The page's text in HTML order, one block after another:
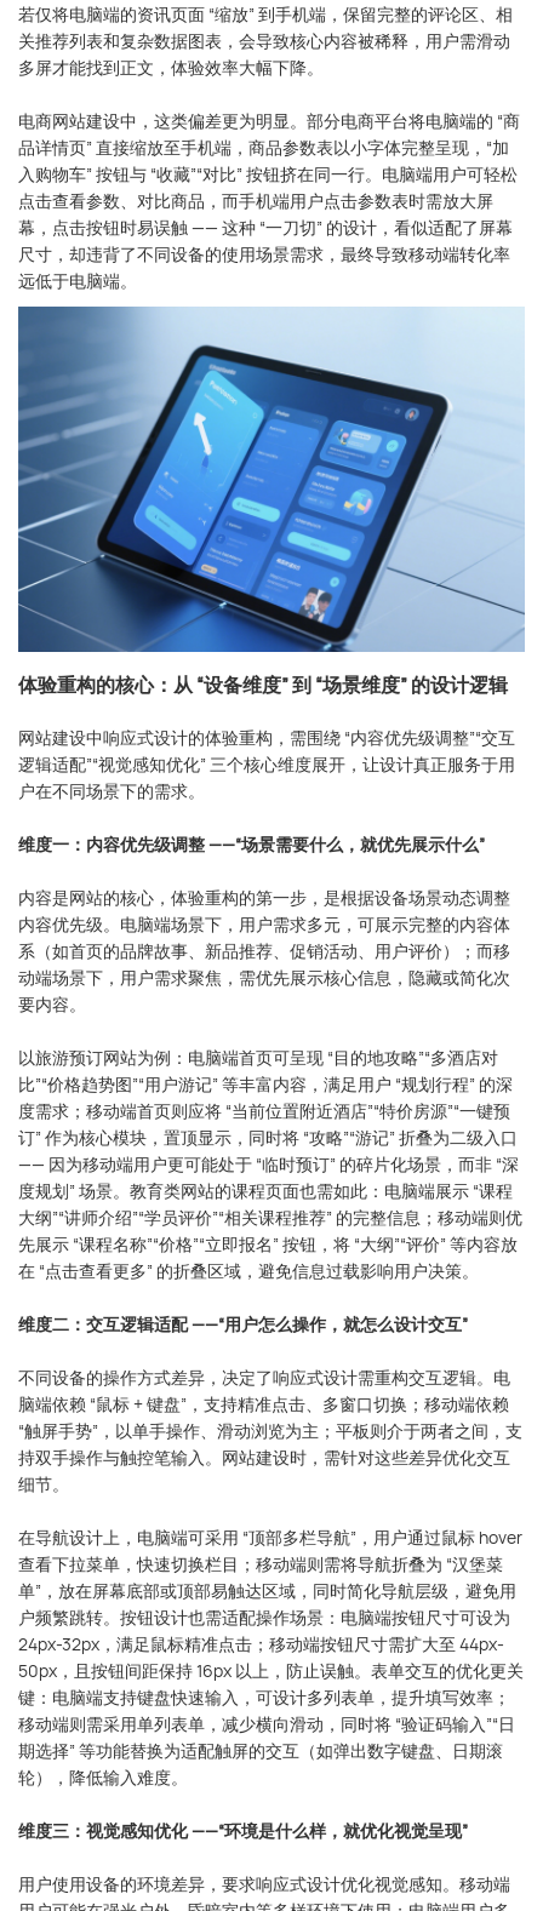
若仅将电脑端的资讯页面 “缩放” 到手机端，保留完整的评论区、相
关推荐列表和复杂数据图表，会导致核心内容被稀释，用户需滑动
多屏才能找到正文，体验效率大幅下降。
电商网站建设中，这类偏差更为明显。部分电商平台将电脑端的 “商
品详情页” 直接缩放至手机端，商品参数表以小字体完整呈现，“加
入购物车” 按钮与 “收藏”“对比” 按钮挤在同一行。电脑端用户可轻松
点击查看参数、对比商品，而手机端用户点击参数表时需放大屏
幕，点击按钮时易误触 —— 这种 “一刀切” 的设计，看似适配了屏幕
尺寸，却违背了不同设备的使用场景需求，最终导致移动端转化率
远低于电脑端。
体验重构的核心：从 “设备维度” 到 “场景维度” 的设计逻辑
网站建设中响应式设计的体验重构，需围绕 “内容优先级调整”“交互
逻辑适配”“视觉感知优化” 三个核心维度展开，让设计真正服务于用
户在不同场景下的需求。
维度一：内容优先级调整 ——“场景需要什么，就优先展示什么”
内容是网站的核心，体验重构的第一步，是根据设备场景动态调整
内容优先级。电脑端场景下，用户需求多元，可展示完整的内容体
系（如首页的品牌故事、新品推荐、促销活动、用户评价）；而移
动端场景下，用户需求聚焦，需优先展示核心信息，隐藏或简化次
要内容。
以旅游预订网站为例：电脑端首页可呈现 “目的地攻略”“多酒店对
比”“价格趋势图”“用户游记” 等丰富内容，满足用户 “规划行程” 的深
度需求；移动端首页则应将 “当前位置附近酒店”“特价房源”“一键预
订” 作为核心模块，置顶显示，同时将 “攻略”“游记” 折叠为二级入口
—— 因为移动端用户更可能处于 “临时预订” 的碎片化场景，而非 “深
度规划” 场景。教育类网站的课程页面也需如此：电脑端展示 “课程
大纲”“讲师介绍”“学员评价”“相关课程推荐” 的完整信息；移动端则优
先展示 “课程名称”“价格”“立即报名” 按钮，将 “大纲”“评价” 等内容放
在 “点击查看更多” 的折叠区域，避免信息过载影响用户决策。
维度二：交互逻辑适配 ——“用户怎么操作，就怎么设计交互”
不同设备的操作方式差异，决定了响应式设计需重构交互逻辑。电
脑端依赖 “鼠标 + 键盘”，支持精准点击、多窗口切换；移动端依赖
“触屏手势”，以单手操作、滑动浏览为主；平板则介于两者之间，支
持双手操作与触控笔输入。网站建设时，需针对这些差异优化交互
细节。
在导航设计上，电脑端可采用 “顶部多栏导航”，用户通过鼠标 hover
查看下拉菜单，快速切换栏目；移动端则需将导航折叠为 “汉堡菜
单”，放在屏幕底部或顶部易触达区域，同时简化导航层级，避免用
户频繁跳转。按钮设计也需适配操作场景：电脑端按钮尺寸可设为
24px-32px，满足鼠标精准点击；移动端按钮尺寸需扩大至 44px-
50px，且按钮间距保持 16px 以上，防止误触。表单交互的优化更关
键：电脑端支持键盘快速输入，可设计多列表单，提升填写效率；
移动端则需采用单列表单，减少横向滑动，同时将 “验证码输入”“日
期选择” 等功能替换为适配触屏的交互（如弹出数字键盘、日期滚
轮），降低输入难度。
维度三：视觉感知优化 ——“环境是什么样，就优化视觉呈现”
用户使用设备的环境差异，要求响应式设计优化视觉感知。移动端